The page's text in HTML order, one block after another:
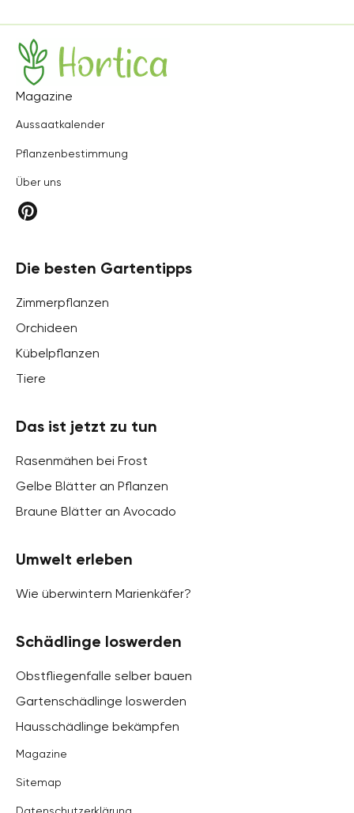
Hortica
Magazine
Aussaatkalender
Pflanzenbestimmung
Über uns
Die besten Gartentipps
Zimmerpflanzen
Orchideen
Kübelpflanzen
Tiere
Das ist jetzt zu tun
Rasenmähen bei Frost
Gelbe Blätter an Pflanzen
Braune Blätter an Avocado
Umwelt erleben
Wie überwintern Marienkäfer?
Schädlinge loswerden
Obstfliegenfalle selber bauen
Gartenschädlinge loswerden
Hausschädlinge bekämpfen
Magazine
Sitemap